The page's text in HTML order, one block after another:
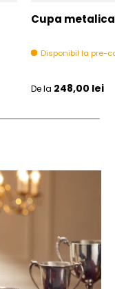
Cupa
Disponibil la pre-
Pret initial
De la 248,00 lei